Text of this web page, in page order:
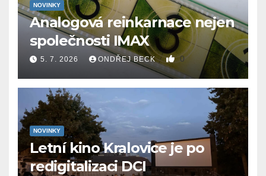
NOVINKY
Analogová reinkarnace nejen
společnosti IMAX
5. 7. 2026 ONDŘEJ BECK 0
NOVINKY
Letní kino Kralovice je po
redigitalizaci DCI